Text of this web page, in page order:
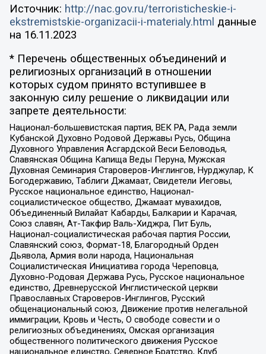
Источник: http://nac.gov.ru/terroristicheskie-i-
ekstremistskie-organizacii-i-materialy.html данные
на 16.11.2023
* Перечень общественных объединений и
религиозных организаций в отношении
которых судом принято вступившее в
законную силу решение о ликвидации или
запрете деятельности:
Национал-большевистская партия, ВЕК РА, Рада земли
Кубанской Духовно Родовой Державы Русь, Община
Духовного Управления Асгардской Веси Беловодья,
Славянская Община Капища Веды Перуна, Мужская
Духовная Семинария Староверов-Инглингов, Нурджулар, К
Богодержавию, Таблиги Джамаат, Свидетели Иеговы,
Русское национальное единство, Национал-
социалистическое общество, Джамаат мувахидов,
Объединенный Вилайат Кабарды, Балкарии и Карачая,
Союз славян, Ат-Такфир Валь-Хиджра, Пит Буль,
Национал-социалистическая рабочая партия России,
Славянский союз, Формат-18, Благородный Орден
Дьявола, Армия воли народа, Национальная
Социалистическая Инициатива города Череповца,
Духовно-Родовая Держава Русь, Русское национальное
единство, Древнерусской Инглистической церкви
Православных Староверов-Инглингов, Русский
общенациональный союз, Движение против нелегальной
иммиграции, Кровь и Честь, О свободе совести и о
религиозных объединениях, Омская организация
общественного политического движения Русское
национальное единство, Северное Братство, Клуб